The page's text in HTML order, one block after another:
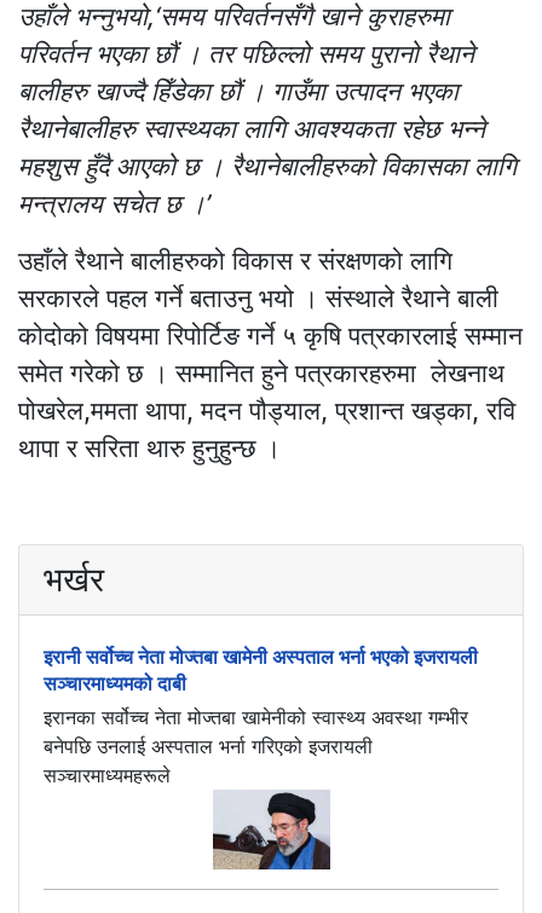
उहाँले भन्नुभयो,‘समय परिवर्तनसँगै खाने कुराहरुमा
परिवर्तन भएका छौं । तर पछिल्लो समय पुरानो रैथाने
बालीहरु खाज्दै हिँडेका छौं । गाउँमा उत्पादन भएका
रैथानेबालीहरु स्वास्थ्यका लागि आवश्यकता रहेछ भन्ने
महशुस हुँदै आएको छ । रैथानेबालीहरुको विकासका लागि
मन्त्रालय सचेत छ ।’
उहाँले रैथाने बालीहरुको विकास र संरक्षणको लागि
सरकारले पहल गर्ने बताउनु भयो । संस्थाले रैथाने बाली
कोदोको विषयमा रिपोर्टिङ गर्ने ५ कृषि पत्रकारलाई सम्मान
समेत गरेको छ । सम्मानित हुने पत्रकारहरुमा लेखनाथ
पोखरेल,ममता थापा, मदन पौड्याल, प्रशान्त खड्का, रवि
थापा र सरिता थारु हुनुहुन्छ ।
भर्खर
इरानी सर्वोच्च नेता मोज्तबा खामेनी अस्पताल भर्ना भएको इजरायली
सञ्चारमाध्यमको दाबी
इरानका सर्वोच्च नेता मोज्तबा खामेनीको स्वास्थ्य अवस्था गम्भीर
बनेपछि उनलाई अस्पताल भर्ना गरिएको इजरायली
सञ्चारमाध्यमहरूले